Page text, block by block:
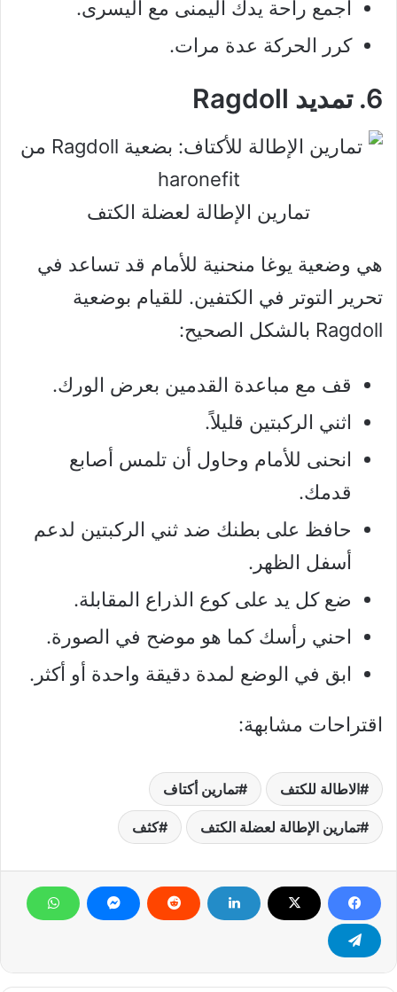
اجمع راحة يدك اليمنى مع اليسرى.
كرر الحركة عدة مرات.
6. تمديد Ragdoll
تمارين الإطالة لعضلة الكتف
هي وضعية يوغا منحنية للأمام قد تساعد في
تحرير التوتر في الكتفين. للقيام بوضعية
Ragdoll بالشكل الصحيح:
قف مع مباعدة القدمين بعرض الورك.
اثني الركبتين قليلاً.
انحنى للأمام وحاول أن تلمس أصابع
قدمك.
حافظ على بطنك ضد ثني الركبتين لدعم
أسفل الظهر.
ضع كل يد على كوع الذراع المقابلة.
احني رأسك كما هو موضح في الصورة.
ابق في الوضع لمدة دقيقة واحدة أو أكثر.
اقتراحات مشابهة:
الاطالة للكتف تمارين أكتاف
تمارين الإطالة لعضلة الكتف كثف